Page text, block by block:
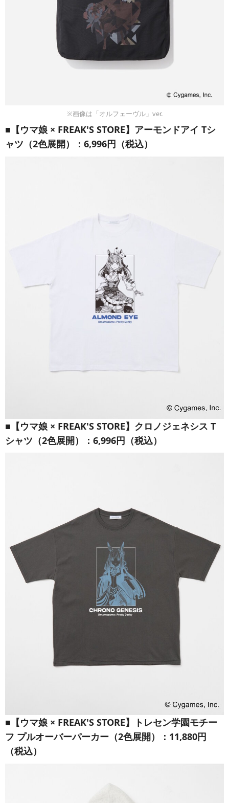
※画像は「オルフェーヴル」ver.
■【ウマ娘 × FREAK'S STORE】アーモンドアイ Tシ
ャツ（2色展開）：6,996円（税込）
■【ウマ娘 × FREAK'S STORE】クロノジェネシス T
シャツ（2色展開）：6,996円（税込）
■【ウマ娘 × FREAK'S STORE】トレセン学園モチー
フ プルオーバーパーカー（2色展開）：11,880円
（税込）